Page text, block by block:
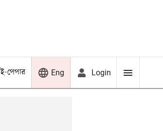
ই-পেপার Eng Login